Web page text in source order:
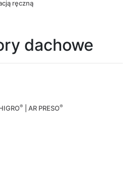
ręczną
dachowe
® | AR PRESO®